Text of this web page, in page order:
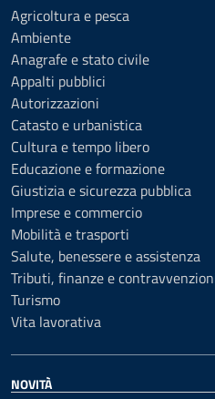
Agricoltura e pesca
Ambiente
Anagrafe e stato civile
Appalti pubblici
Autorizzazioni
Catasto e urbanistica
Cultura e tempo libero
Educazione e formazione
Giustizia e sicurezza pubblica
Imprese e commercio
Mobilità e trasporti
Salute, benessere e assistenza
Tributi, finanze e
Turismo
Vita lavorativa
NOVITÀ